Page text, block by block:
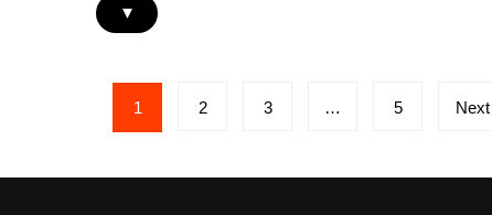
▾
Posts
pagination
1 2 3 … 5 Next